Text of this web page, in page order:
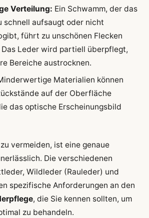
Verteilung: Ein Schwamm, der das
schnell aufsaugt oder nicht
führt zu unschönen Flecken
Das Leder wird partiell überpflegt,
Bereiche austrocknen.
Materialien können
auf der Oberfläche
das optische Erscheinungsbild
vermeiden, ist eine genaue
Die verschiedenen
Wildleder (Rauleder) und
spezifische Anforderungen an den
, die Sie kennen sollten, um
zu behandeln.